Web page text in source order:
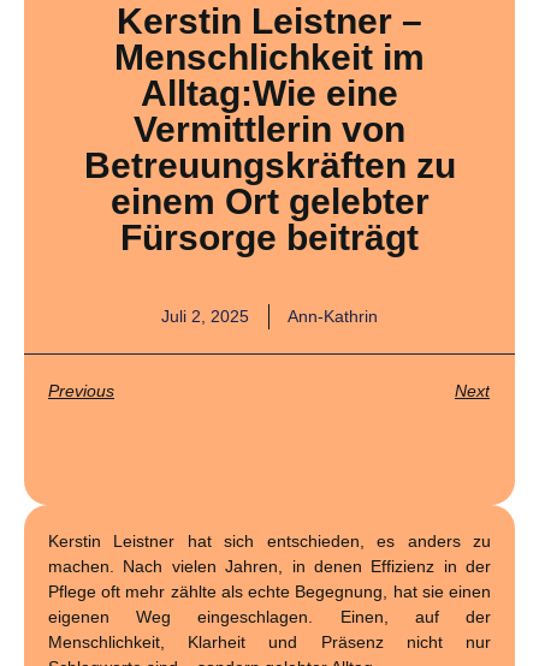
Kerstin Leistner –
Menschlichkeit im
Alltag:Wie eine
Vermittlerin von
Betreuungskräften zu
einem Ort gelebter
Fürsorge beiträgt
Juli 2, 2025 Ann-Kathrin
Previous Next
Kerstin Leistner hat sich entschieden, es anders zu
machen. Nach vielen Jahren, in denen Effizienz in der
Pflege oft mehr zählte als echte Begegnung, hat sie einen
eigenen Weg eingeschlagen. Einen, auf der
Menschlichkeit, Klarheit und Präsenz nicht nur